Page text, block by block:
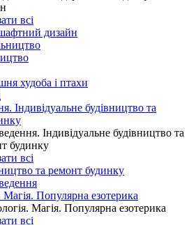
всі
дизайн
худоба і птахи
Індивідуальне будівництво та
Індивідуальне будівництво та
будинку
всі
та ремонт будинку
Магія. Популярна езотерика
Магія. Популярна езотерика
всі